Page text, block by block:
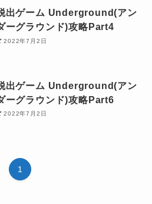
出ゲーム Underground(アン
ーグラウンド)攻略Part4
2022年7月2日
出ゲーム Underground(アン
ーグラウンド)攻略Part6
2022年7月2日
1